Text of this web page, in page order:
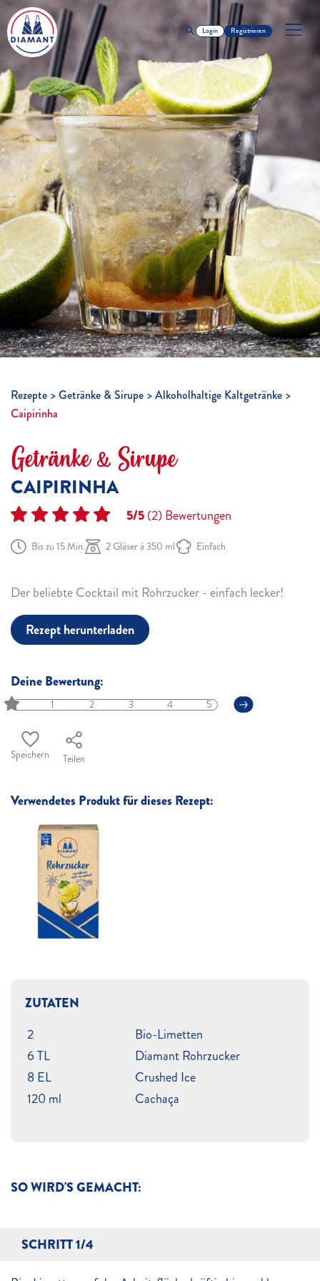
Login Registrieren
Rezepte Getränke & Sirupe
Alkoholhaltige Kaltgetränke
Caipirinha
Getränke & Sirupe
CAIPIRINHA
5/5(2)Bewertungen
Bis zu 15 Min. 2 Gläser á 350 ml Einfach
Der beliebte Cocktail mit Rohrzucker - einfach lecker!
Rezept herunterladen
Deine Bewertung:
1 2 3 4 5
Speichern Teilen
Verwendetes Produkt für dieses Rezept:
SO WIRD'S GEMACHT:
SCHRITT 1/4
ZUTATEN
2
Bio-Limetten
6 TL
Diamant Rohrzucker
8 EL
Crushed Ice
120 ml
Cachaça